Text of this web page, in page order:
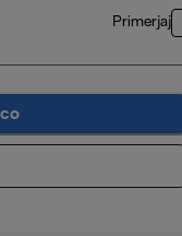
Primerjaj